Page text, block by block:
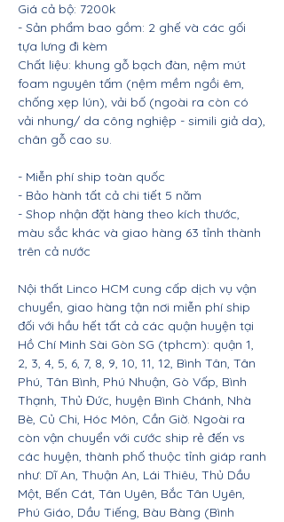
Giá cả bộ: 7200k
- Sản phẩm bao gồm: 2 ghế và các gối
tựa lưng đi kèm
Chất liệu: khung gỗ bạch đàn, nệm mút
foam nguyên tấm (nệm mềm ngồi êm,
chống xẹp lún), vải bố (ngoài ra còn có
vải nhung/ da công nghiệp - simili giả da),
chân gỗ cao su.
- Miễn phí ship toàn quốc
- Bảo hành tất cả chi tiết 5 năm
- Shop nhận đặt hàng theo kích thước,
màu sắc khác và giao hàng 63 tỉnh thành
trên cả nước
Nội thất Linco HCM cung cấp dịch vụ vận
chuyển, giao hàng tận nơi miễn phí ship
đối với hầu hết tất cả các quận huyện tại
Hồ Chí Minh Sài Gòn SG (tphcm): quận 1,
2, 3, 4, 5, 6, 7, 8, 9, 10, 11, 12, Bình Tân, Tân
Phú, Tân Bình, Phú Nhuận, Gò Vấp, Bình
Thạnh, Thủ Đức, huyện Bình Chánh, Nhà
Bè, Củ Chi, Hóc Môn, Cần Giờ. Ngoài ra
còn vận chuyển với cước ship rẻ đến vs
các huyện, thành phố thuộc tỉnh giáp ranh
như: Dĩ An, Thuận An, Lái Thiêu, Thủ Dầu
Một, Bến Cát, Tân Uyên, Bắc Tân Uyên,
Phú Giáo, Dầu Tiếng, Bàu Bàng (Bình